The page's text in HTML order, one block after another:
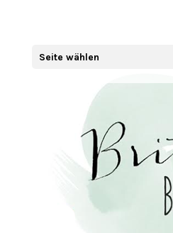
Seite wählen